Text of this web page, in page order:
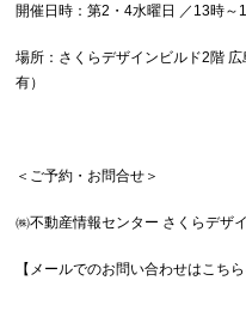
開催日時：第2・4水曜日 ／13時
場所：さくらデザインビルド2階
有）
＜ご予約・お問合せ＞
㈱不動産情報センター さくらデザ
【メールでのお問い合わせはこちら